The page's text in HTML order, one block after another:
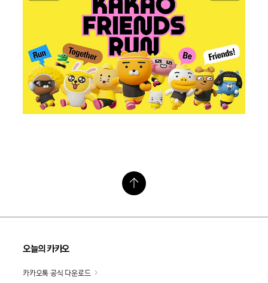
오늘의 카카오
카카오톡 공식 다운로드